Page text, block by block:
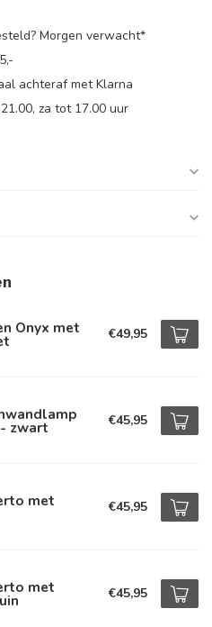
Morgen verwacht*
achteraf met Klarna
za tot 17.00 uur
Onyx met €49,95
zwart €45,95
met €45,95
met €45,95